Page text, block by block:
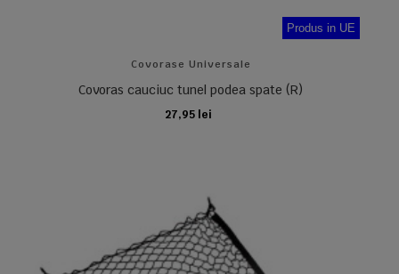
Produs in UE
Covorase Universale
Covoras cauciuc tunel podea spate (R)
27,95 lei
ADAUGA IN COS